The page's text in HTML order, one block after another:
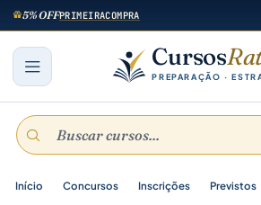
5% OFFPRIMEIRACOMPRA
Cursos
PREPARAÇÃO ·
Início Concursos Inscrições Previstos